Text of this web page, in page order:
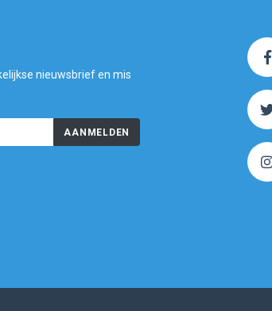
nieuwsbrief en mis
AANMELDEN